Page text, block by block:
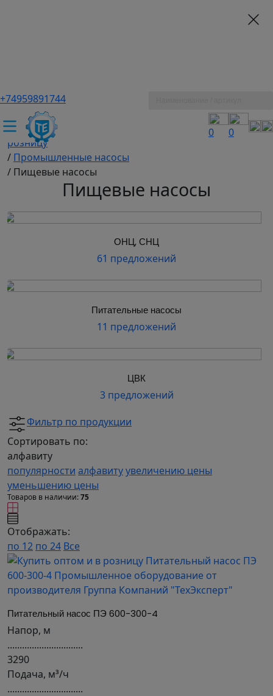
+74959891744
0 0
ТЕХЭКСПЕРТ российский производитель частотные
преобразователи, насосы, и вентиляция
/Промышленное оборудование купить оптом и в
розницу
/ Промышленные насосы
/ Пищевые насосы
Пищевые насосы
ОНЦ, СНЦ
61 предложений
Питательные насосы
11 предложений
ЦВК
3 предложений
Фильтр по продукции
Сортировать по:
алфавиту
популярности алфавитуувеличению цены
уменьшению цены
Товаров в наличии:75
Отображать:
по 12 по 24 Все
Питательный насос ПЭ 600-300-4
Напор, м
...............................
3290
Подача, м³/ч
...............................